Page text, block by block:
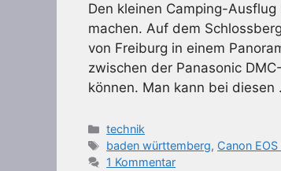
Den kleinen Camping-
machen. Auf dem
von Freiburg in einem
zwischen der Panasonic
können. Man kann bei diesen
Kategorien
technik
Schlagwörter
baden württemberg, Canon
1 Kommentar